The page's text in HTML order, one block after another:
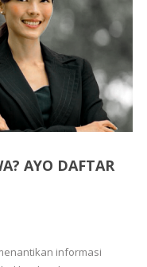
AYO DAFTAR
informasi